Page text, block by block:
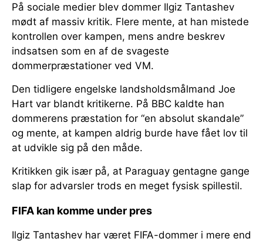
På sociale medier blev dommer Ilgiz Tantashev
mødt af massiv kritik. Flere mente, at han mistede
kontrollen over kampen, mens andre beskrev
indsatsen som en af de svageste
dommerpræstationer ved VM.
Den tidligere engelske landsholdsmålmand Joe
Hart var blandt kritikerne. På BBC kaldte han
dommerens præstation for “en absolut skandale”
og mente, at kampen aldrig burde have fået lov til
at udvikle sig på den måde.
Kritikken gik især på, at Paraguay gentagne gange
slap for advarsler trods en meget fysisk spillestil.
FIFA kan komme under pres
Ilgiz Tantashev har været FIFA-dommer i mere end